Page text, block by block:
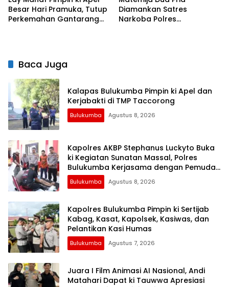
Besar Hari Pramuka, Tutup
Perkemahan Gantarang
Diamankan Satres
Narkoba Polres
Baca Juga
Kalapas Bulukumba Pimpin ki Apel dan
Kerjabakti di TMP Taccorong
Bulukumba Agustus 8, 2026
Kapolres AKBP Stephanus Luckyto Buka
ki Kegiatan Sunatan Massal, Polres
Bulukumba Kerjasama dengan Pemuda
Pancasila
Bulukumba Agustus 8, 2026
Kapolres Bulukumba Pimpin ki Sertijab
Kabag, Kasat, Kapolsek, Kasiwas, dan
Pelantikan Kasi Humas
Bulukumba Agustus 7, 2026
Juara I Film Animasi AI Nasional, Andi
Matahari Dapat ki Tauwwa Apresiasi